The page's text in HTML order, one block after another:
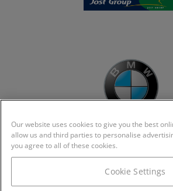
Our website uses cookies to give you the best
allow us and third parties to personalise
you agree to all of these cookies.
Cookie Settings